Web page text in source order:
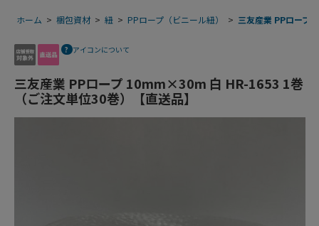
ホーム > 梱包資材 > 紐 > PPロープ（ビニール紐） > 三友産業 PPロープ
アイコンについて
三友産業 PPロープ 10mm×30m 白 HR-1653 1巻
（ご注文単位30巻）【直送品】